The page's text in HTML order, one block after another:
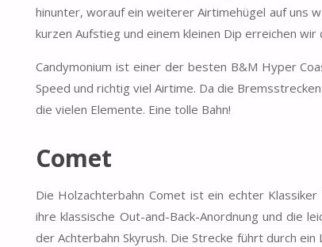
hinunter, worauf ein weiterer Airtimehügel auf uns
kurzen Aufstieg und einem kleinen Dip erreichen
Candymonium ist einer der besten B&M Hyper
Speed und richtig viel Airtime. Da die
die vielen Elemente. Eine tolle Bahn!
Comet
Die Holzachterbahn Comet ist ein echter
ihre klassische Out-and-Back-Anordnung und die
der Achterbahn Skyrush. Die Strecke führt durch